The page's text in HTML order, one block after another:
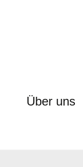
Über uns